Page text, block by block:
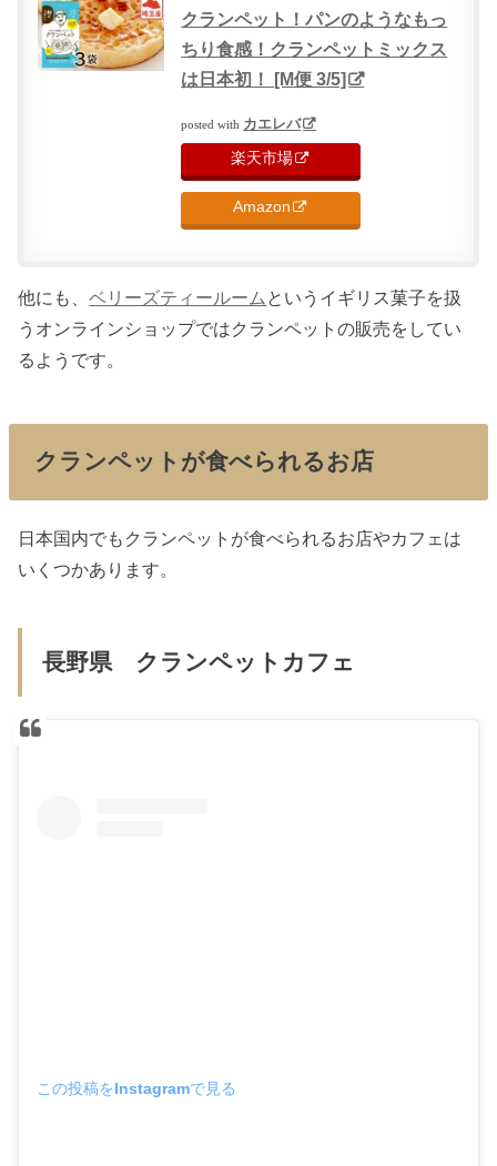
クランペット！パンのようなもっ
ちり食感！クランペットミックス
は日本初！ [M便 3/5]
posted with カエレバ
楽天市場
Amazon
他にも、ベリーズティールーム というイギリス菓子を扱
うオンラインショップではクランペットの販売をしてい
るようです。
クランペットが食べられるお店
日本国内でもクランペットが食べられるお店やカフェは
いくつかあります。
長野県 クランペットカフェ
この投稿をInstagramで見る